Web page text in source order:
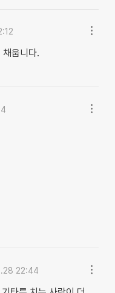
웁니다.
22:44